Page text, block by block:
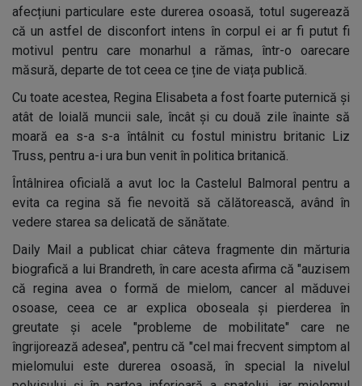
afecțiuni particulare este durerea osoasă, totul sugerează
că un astfel de disconfort intens în corpul ei ar fi putut fi
motivul pentru care monarhul a rămas, într-o oarecare
măsură, departe de tot ceea ce ține de viața publică.
Cu toate acestea, Regina Elisabeta a fost foarte puternică și
atât de loială muncii sale, încât și cu două zile înainte să
moară ea s-a s-a întâlnit cu fostul ministru britanic Liz
Truss, pentru a-i ura bun venit în politica britanică.
Întâlnirea oficială a avut loc la Castelul Balmoral pentru a
evita ca regina să fie nevoită să călătorească, având în
vedere starea sa delicată de sănătate.
Daily Mail a publicat chiar câteva fragmente din mărturia
biografică a lui Brandreth, în care acesta afirma că "auzisem
că regina avea o formă de mielom, cancer al măduvei
osoase, ceea ce ar explica oboseala și pierderea în
greutate și acele "probleme de mobilitate" care ne
îngrijorează adesea", pentru că "cel mai frecvent simptom al
mielomului este durerea osoasă, în special la nivelul